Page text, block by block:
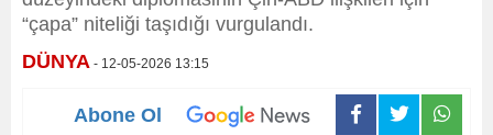
“çapa” niteliği taşıdığı vurgulandı.
DÜNYA - 12-05-2026 13:15
Abone Ol